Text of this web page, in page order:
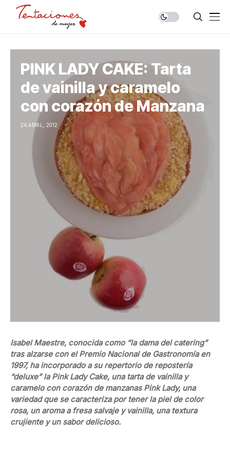
PINK LADY CAKE: Tarta
de vainilla y caramelo
con corazón de Manzana
24 ABRIL, 2012
Isabel Maestre, conocida como “la dama del catering”
tras alzarse con el Premio Nacional de Gastronomía en
1997, ha incorporado a su repertorio de repostería
“deluxe” la Pink Lady Cake, una tarta de vainilla y
caramelo con corazón de manzanas Pink Lady, una
variedad que se caracteriza por tener la piel de color
rosa, un aroma a fresa salvaje y vainilla, una textura
crujiente y un sabor delicioso.